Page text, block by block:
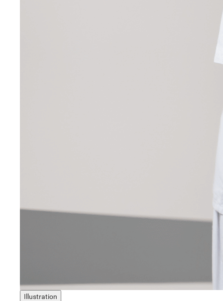
Illustration